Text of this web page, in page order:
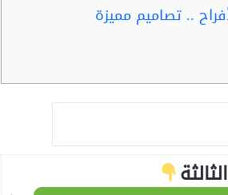
.. تصاميم مميزة